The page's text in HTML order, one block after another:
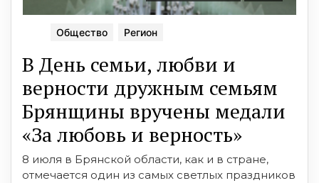
Общество Регион
В День семьи, любви и
верности дружным семьям
Брянщины вручены медали
«За любовь и верность»
8 июля в Брянской области, как и в стране,
отмечается один из самых светлых праздников